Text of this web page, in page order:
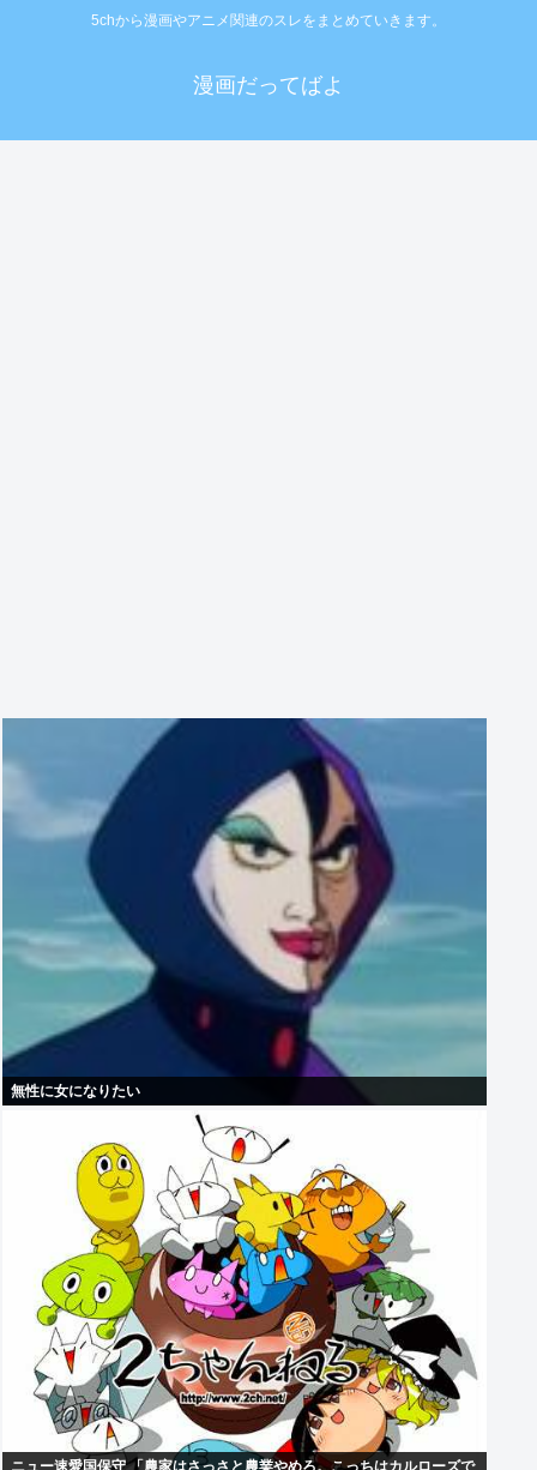
5chから漫画やアニメ関連のスレをまとめていきます。
漫画だってばよ
無性に女になりたい